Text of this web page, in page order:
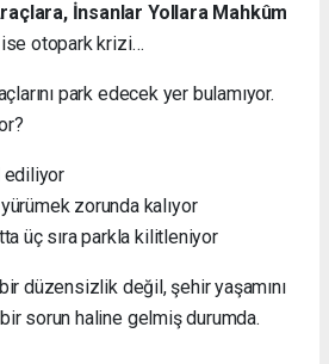
İnsanlar Yollara Mahkûm
otopark krizi…
park edecek yer bulamıyor.
ediliyor
zorunda kalıyor
üç sıra parkla kilitleniyor
düzensizlik değil, şehir yaşamını
sorun haline gelmiş durumda.